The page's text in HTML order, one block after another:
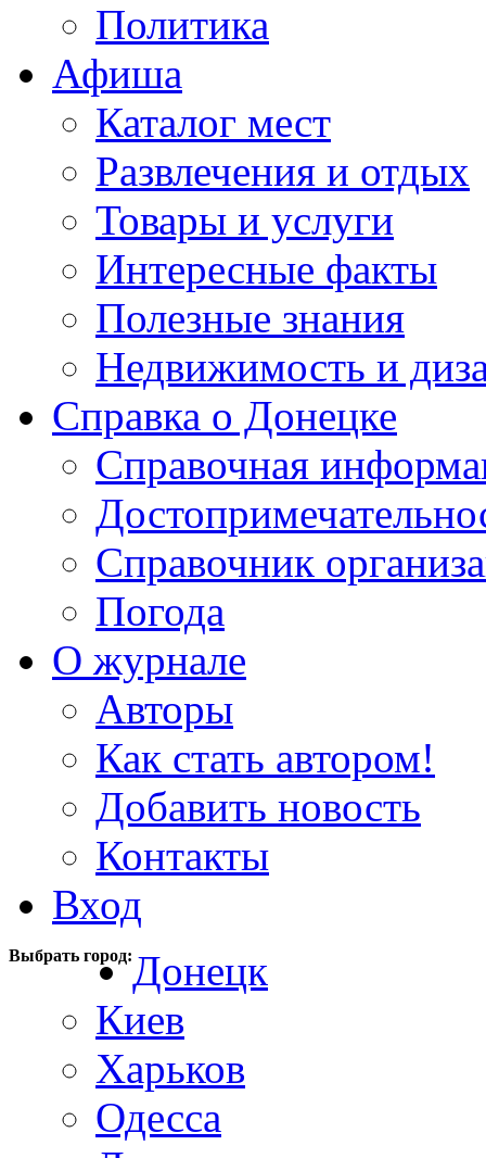
Политика
Афиша
Каталог мест
Развлечения и отдых
Товары и услуги
Интересные факты
Полезные знания
Недвижимость и
Справка о Донецке
Справочная
Справочник
Погода
О журнале
Авторы
Как стать автором!
Добавить новость
Контакты
Вход
Выбрать город:Донецк
Киев
Харьков
Одесса